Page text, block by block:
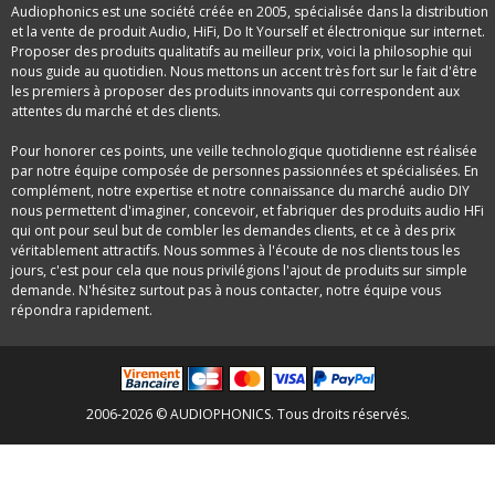
Audiophonics est une société créée en 2005, spécialisée dans la distribution
et la vente de produit Audio, HiFi, Do It Yourself et électronique sur internet.
Proposer des produits qualitatifs au meilleur prix, voici la philosophie qui
nous guide au quotidien. Nous mettons un accent très fort sur le fait d'être
les premiers à proposer des produits innovants qui correspondent aux
attentes du marché et des clients.
Pour honorer ces points, une veille technologique quotidienne est réalisée
par notre équipe composée de personnes passionnées et spécialisées. En
complément, notre expertise et notre connaissance du marché audio DIY
nous permettent d'imaginer, concevoir, et fabriquer des produits audio HFi
qui ont pour seul but de combler les demandes clients, et ce à des prix
véritablement attractifs. Nous sommes à l'écoute de nos clients tous les
jours, c'est pour cela que nous privilégions l'ajout de produits sur simple
demande. N'hésitez surtout pas à nous contacter, notre équipe vous
répondra rapidement.
2006-2026 © AUDIOPHONICS. Tous droits réservés.